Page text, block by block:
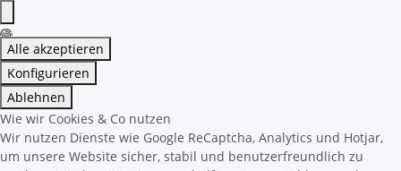
Alle akzeptieren
Konfigurieren
Ablehnen
Wie wir Cookies & Co nutzen
Wir nutzen Dienste wie Google ReCaptcha, Analytics und Hotjar,
um unsere Website sicher, stabil und benutzerfreundlich zu